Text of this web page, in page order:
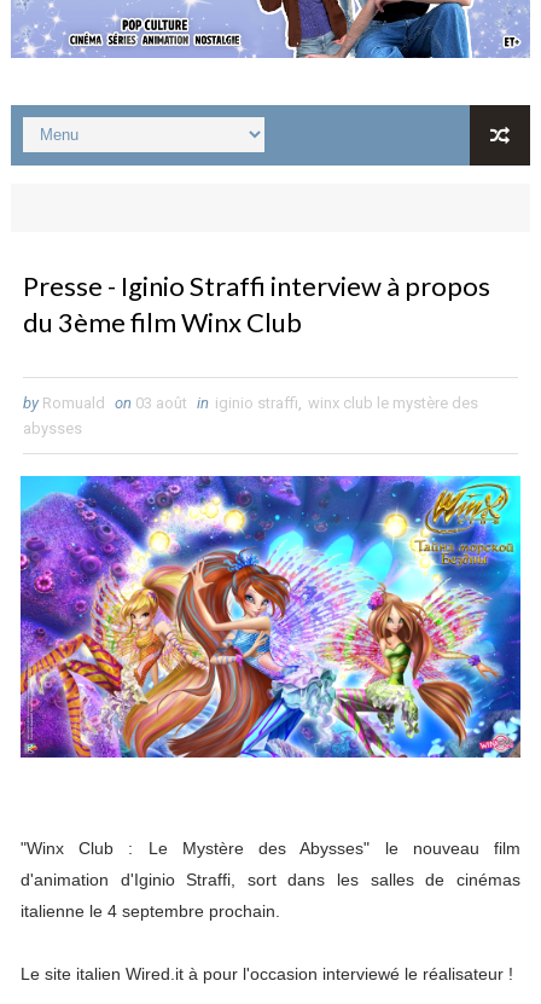
Presse - Iginio Straffi interview à propos
du 3ème film Winx Club
by Romuald on 03 août in iginio straffi, winx club le mystère des
abysses
"Winx Club : Le Mystère des Abysses" le nouveau film
d'animation d'Iginio Straffi, sort dans les salles de cinémas
italienne le 4 septembre prochain.
Le site italien Wired.it à pour l'occasion interviewé le réalisateur !